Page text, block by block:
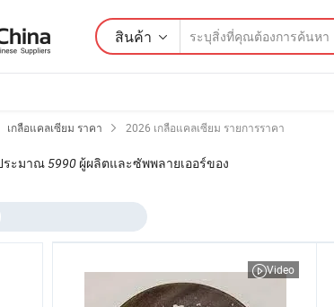
สินค้า
เกลือแคลเซียม ราคา 2026 เกลือแคลเซียม รายการราคา
ระมาณ 5990 ผู้ผลิตและซัพพลายเออร์ของ
Video